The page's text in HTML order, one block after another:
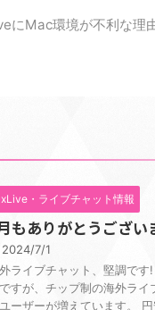
にMac環境が不利な理
・ライブチャット情報
もありがとうござい
2024/7/1
ライブチャット、堅調です
すが、チップ制の海外ライ
ーザーが増えています。